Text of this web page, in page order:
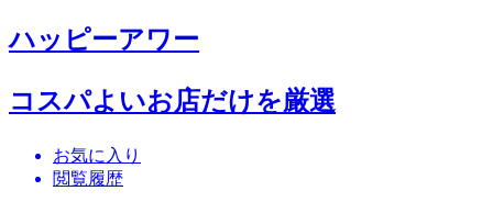
ハッピーアワー
コスパよいお店だけを厳選
お気に入り
閲覧履歴